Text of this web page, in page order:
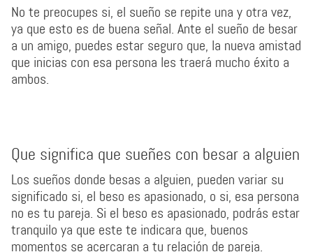
No te preocupes si, el sueño se repite una y otra vez,
ya que esto es de buena señal. Ante el sueño de besar
a un amigo, puedes estar seguro que, la nueva amistad
que inicias con esa persona les traerá mucho éxito a
ambos.
Que significa que sueñes con besar a alguien
Los sueños donde besas a alguien, pueden variar su
significado si, el beso es apasionado, o si, esa persona
no es tu pareja. Si el beso es apasionado, podrás estar
tranquilo ya que este te indicara que, buenos
momentos se acercaran a tu relación de pareja.